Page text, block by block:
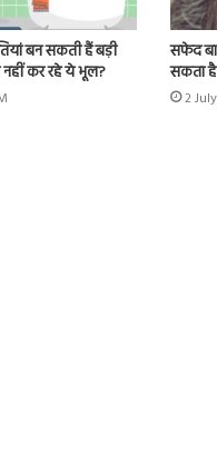
बन सकती हैं बड़ी
नहीं कर रहे ये भूल?
सफेद
सकता
2